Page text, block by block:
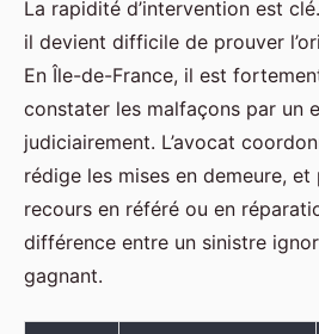
La rapidité d’intervention est
il devient difficile de prouver
En Île-de-France, il est
constater les malfaçons par un
judiciairement. L’avocat
rédige les mises en demeure, et
recours en référé ou en
différence entre un sinistre
gagnant.